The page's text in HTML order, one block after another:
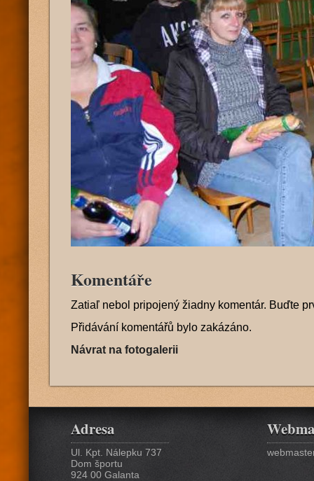
Komentáře
Zatiaľ nebol pripojený žiadny komentár. Buďte
Přidávání komentářů bylo zakázáno.
Návrat na fotogalerii
Adresa
Ul. Kpt. Nálepku 737
Dom športu
924 00 Galanta